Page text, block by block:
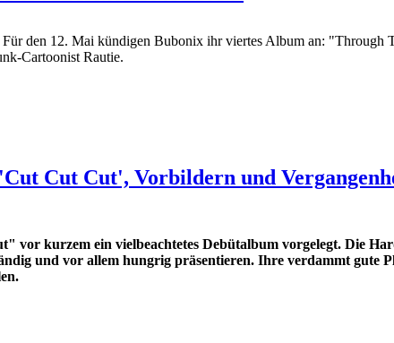
Für den 12. Mai kündigen Bubonix ihr viertes Album an: "Through
Cartoonist Rautie.
Cut Cut', Vorbildern und
kurzem ein vielbeachtetes Debütalbum vorgelegt. Die
und vor allem hungrig präsentieren. Ihre verdammt gute